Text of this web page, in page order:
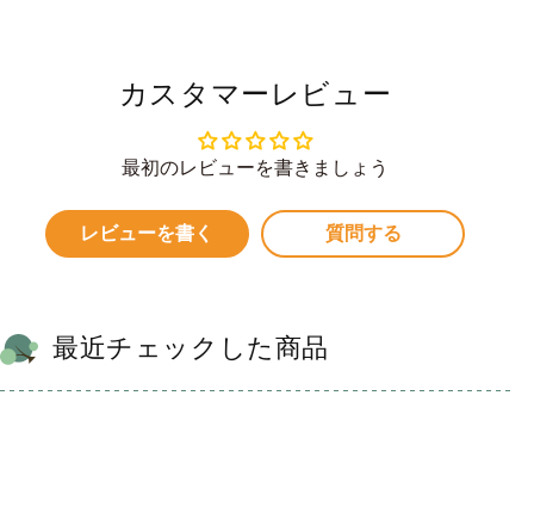
カスタマーレビュー
最初のレビューを書きましょう
レビューを書く 質問する
最近チェックした商品